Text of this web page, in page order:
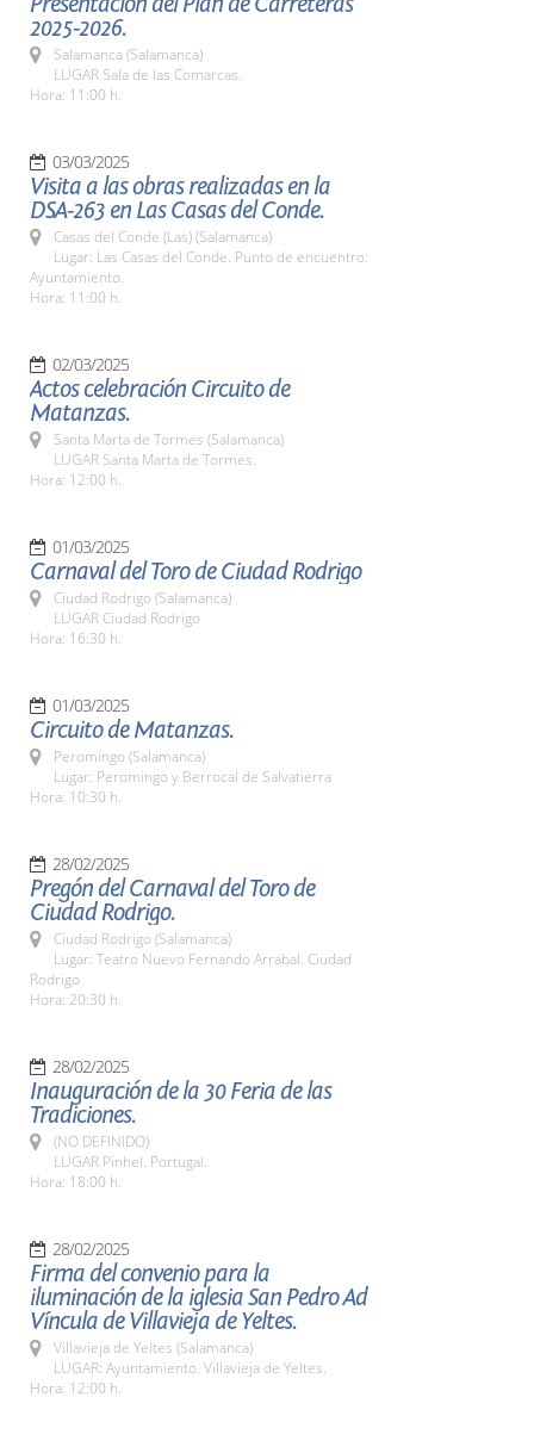
2025-2026.
Salamanca (Salamanca)
LUGAR Sala de las Comarcas.
Hora: 11:00 h.
03/03/2025
Visita a las obras realizadas en la
DSA-263 en Las Casas del Conde.
Casas del Conde (Las) (Salamanca)
Lugar: Las Casas del Conde. Punto de encuentro:
Ayuntamiento.
Hora: 11:00 h.
02/03/2025
Actos celebración Circuito de
Matanzas.
Santa Marta de Tormes (Salamanca)
LUGAR Santa Marta de Tormes.
Hora: 12:00 h.
01/03/2025
Carnaval del Toro de Ciudad Rodrigo
Ciudad Rodrigo (Salamanca)
LUGAR Ciudad Rodrigo
Hora: 16:30 h.
01/03/2025
Circuito de Matanzas.
Peromingo (Salamanca)
Lugar: Peromingo y Berrocal de Salvatierra
Hora: 10:30 h.
28/02/2025
Pregón del Carnaval del Toro de
Ciudad Rodrigo.
Ciudad Rodrigo (Salamanca)
Lugar: Teatro Nuevo Fernando Arrabal. Ciudad
Rodrigo
Hora: 20:30 h.
28/02/2025
Inauguración de la 30 Feria de las
Tradiciones.
(NO DEFINIDO)
LUGAR Pinhel. Portugal.
Hora: 18:00 h.
28/02/2025
Firma del convenio para la
iluminación de la iglesia San Pedro Ad
Víncula de Villavieja de Yeltes.
Villavieja de Yeltes (Salamanca)
LUGAR: Ayuntamiento. Villavieja de Yeltes.
Hora: 12:00 h.